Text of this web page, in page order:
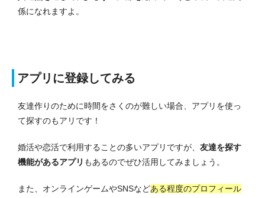
係になれますよ。
アプリに登録してみる
友達作りのために時間をさくのが難しい場合、アプリを使っ
て探すのもアリです！
婚活や恋活で利用することの多いアプリですが、 友達を探す
機能があるアプリ もあるのでぜひ活用してみましょう。
また、オンラインゲームやSNSなどある程度のプロフィール